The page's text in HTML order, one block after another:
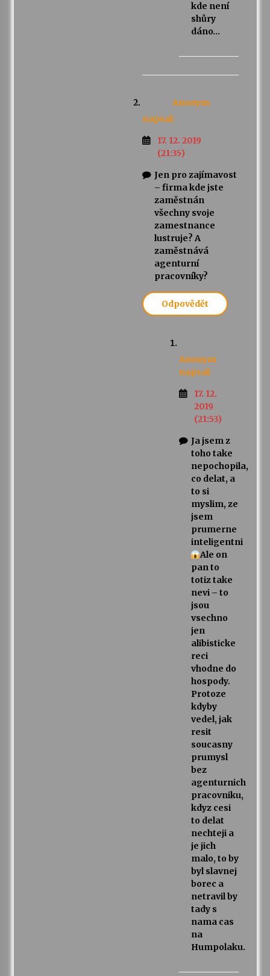
kde není
shůry
dáno…
Anonym
napsal:
17. 12. 2019
(21:35)
Jen pro zajímavost
– firma kde jste
zaměstnán
všechny svoje
zamestnance
lustruje? A
zaměstnává
agenturní
pracovníky?
Odpovědět
Anonym
napsal:
17. 12.
2019
(21:53)
Ja jsem z
toho take
nepochopila,
co delat, a
to si
myslim, ze
jsem
prumerne
inteligentni
Ale on
pan to
totiz take
nevi – to
jsou
vsechno
jen
alibisticke
reci
vhodne do
hospody.
Protoze
kdyby
vedel, jak
resit
soucasny
prumysl
bez
agenturnich
pracovniku,
kdyz cesi
to delat
nechteji a
je jich
malo, to by
byl slavnej
borec a
netravil by
tady s
nama cas
na
Humpolaku.